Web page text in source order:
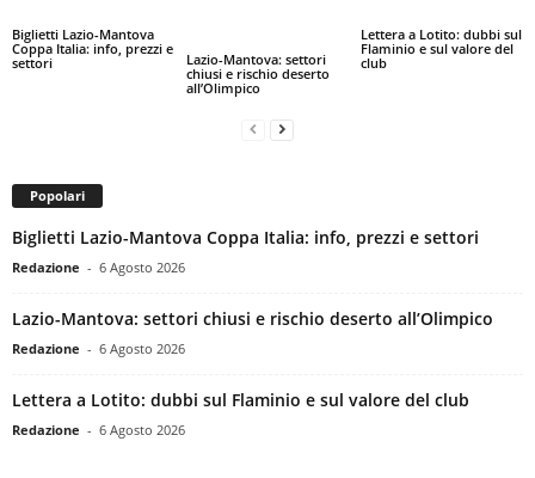
Biglietti Lazio-Mantova
Coppa Italia: info, prezzi e
settori
Lazio-Mantova: settori
chiusi e rischio deserto
all’Olimpico
Lettera a Lotito: dubbi sul
Flaminio e sul valore del
club
Popolari
Biglietti Lazio-Mantova Coppa Italia: info, prezzi e settori
Redazione - 6 Agosto 2026
Lazio-Mantova: settori chiusi e rischio deserto all’Olimpico
Redazione - 6 Agosto 2026
Lettera a Lotito: dubbi sul Flaminio e sul valore del club
Redazione - 6 Agosto 2026